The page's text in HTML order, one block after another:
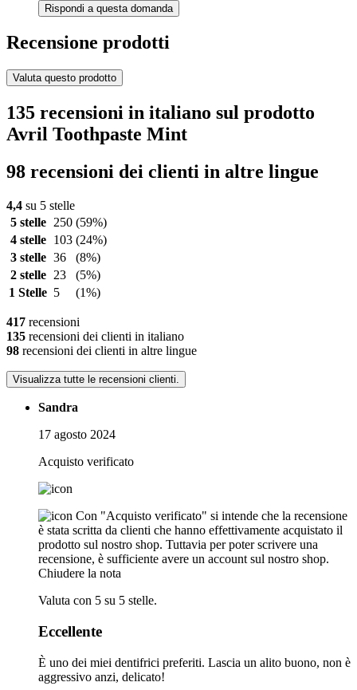
Rispondi a questa domanda
Recensione prodotti
Valuta questo prodotto
135 recensioni in italiano sul prodotto
Avril Toothpaste Mint
98 recensioni dei clienti in altre lingue
4,4 su 5 stelle
5 stelle
250 (59%)
4 stelle
103 (24%)
3 stelle 36
(8%)
2 stelle
23
(5%)
1 Stelle 5 (1%)
417 recensioni
135 recensioni dei clienti in italiano
98 recensioni dei clienti in altre lingue
Visualizza tutte le recensioni clienti.
Sandra
17 agosto 2024
Acquisto verificato
Con "Acquisto verificato" si intende che la recensione
è stata scritta da clienti che hanno effettivamente acquistato il
prodotto sul nostro shop. Tuttavia per poter scrivere una
recensione, è sufficiente avere un account sul nostro shop.
Chiudere la nota
Valuta con 5 su 5 stelle.
Eccellente
È uno dei miei dentifrici preferiti. Lascia un alito buono, non è
aggressivo anzi, delicato!